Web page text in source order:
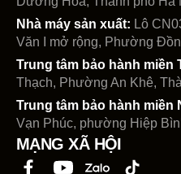
Nhà máy sản xuất: Lô
Văn I mở rộng, Phường
Trung tâm bảo hành miền
Thạch, Phường An Khê,
Trung tâm bảo hành miền
Vạn Phúc, phường Hiệp
MẠNG XÃ HỘI